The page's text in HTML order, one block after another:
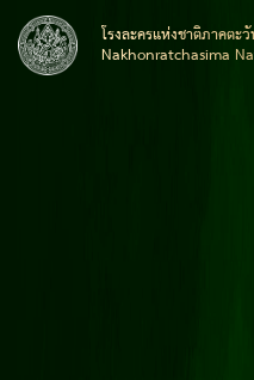
โรงละครแห่งชาติภาคตะ
Nakhonratchasima